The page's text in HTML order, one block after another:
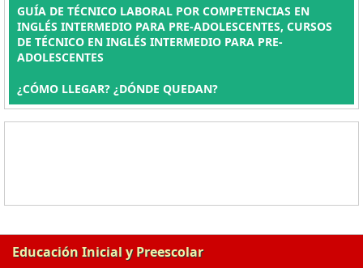
GUÍA DE TÉCNICO LABORAL POR COMPETENCIAS EN
INGLÉS INTERMEDIO PARA PRE-ADOLESCENTES, CURSOS
DE TÉCNICO EN INGLÉS INTERMEDIO PARA PRE-
ADOLESCENTES
¿CÓMO LLEGAR? ¿DÓNDE QUEDAN?
Educación Inicial y Preescolar